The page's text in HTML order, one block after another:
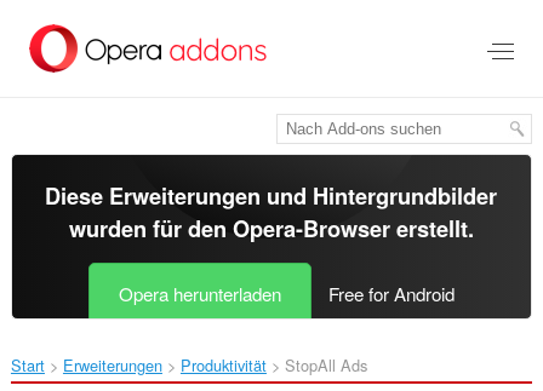
Hauptinhalt
springen
Diese Erweiterungen und Hintergrundbilder
wurden für den Opera-Browsererstellt.
Opera herunterladen Free for Android
Start Erweiterungen Produktivität StopAll Ads‎